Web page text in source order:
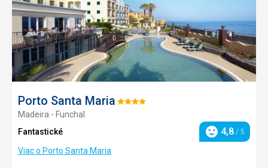
Porto Santa Maria Hodnotenie:
Madeira - Funchal
Fantastické
Hodnotenie
4,8 / 5
Viac o Porto Santa Maria